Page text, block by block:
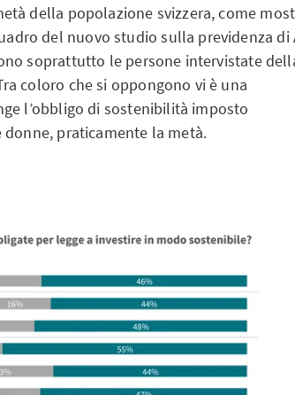
della popolazione svizzera, come
del nuovo studio sulla previdenza di
soprattutto le persone intervistate
coloro che si oppongono vi è una
l’obbligo di sostenibilità imposto
praticamente la metà.